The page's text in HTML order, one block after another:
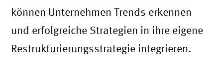
können Unternehmen Trends erkennen
und erfolgreiche Strategien in ihre eigene
Restrukturierungsstrategie integrieren.